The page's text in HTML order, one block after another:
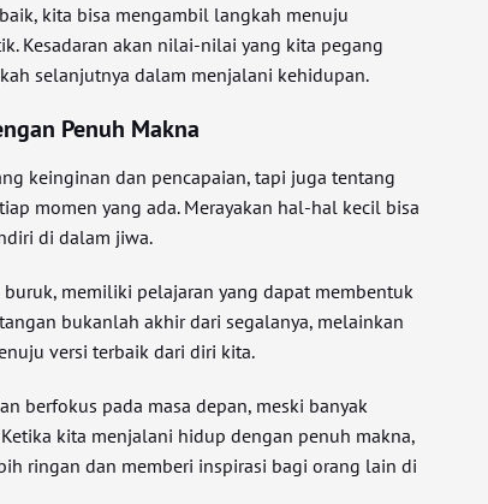
kita bisa mengambil langkah menuju
Kesadaran akan nilai-nilai yang kita pegang
selanjutnya dalam menjalani kehidupan.
Penuh Makna
keinginan dan pencapaian, tapi juga tentang
momen yang ada. Merayakan hal-hal kecil bisa
di dalam jiwa.
memiliki pelajaran yang dapat membentuk
bukanlah akhir dari segalanya, melainkan
versi terbaik dari diri kita.
berfokus pada masa depan, meski banyak
kita menjalani hidup dengan penuh makna,
ringan dan memberi inspirasi bagi orang lain di